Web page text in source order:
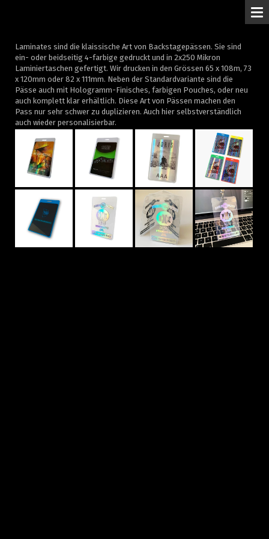
Laminates sind die klaissische Art von Backstagepässen. Sie sind
ein- oder beidseitig 4-farbige gedruckt und in 2x250 Mikron
Laminiertaschen gefertigt. Wir drucken in den Grössen 65 x 108m, 73
x 120mm oder 82 x 111mm. Neben der Standardvariante sind die
Pässe auch mit Hologramm-Finisches, farbigen Pouches, oder neu
auch komplett klar erhältlich. Diese Art von Pässen machen den
Pass nur sehr schwer zu duplizieren. Auch hier selbstverständlich
auch wieder personalisierbar.